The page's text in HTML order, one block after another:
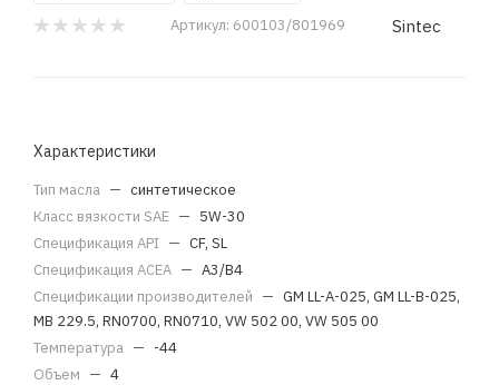
Артикул: 600103/801969 Sintec
Характеристики
Тип масла — синтетическое
Класс вязкости SAE — 5W-30
Спецификация API — CF, SL
Спецификация ACEA — A3/B4
Спецификации производителей — GM LL-A-025, GM LL-B-025,
MB 229.5, RN0700, RN0710, VW 502 00, VW 505 00
Температура — -44
Объем — 4